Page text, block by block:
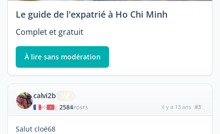
Le guide de l'expatrié à Ho Chi Minh
Complet et gratuit
À lire sans modération
calvi2b
| 2584POSTS il y a 13 ans #3
Salut cloé68